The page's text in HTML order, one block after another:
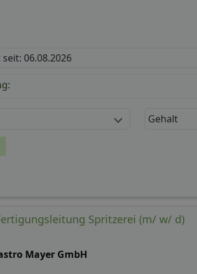
06.08.2026
Gehalt
Spritzerei (m/ w/ d)
Mayer GmbH